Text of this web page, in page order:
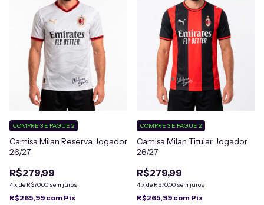
Camisa Milan Reserva Jogador
26/27
R$279,99
4x de R$70,00 sem juros
COMPRE 3 E PAGUE 2
R$265,99 com Pix
Camisa Milan Titular Jogador
26/27
R$279,99
4x de R$70,00 sem juros
COMPRE 3 E PAGUE 2
R$265,99 com Pix